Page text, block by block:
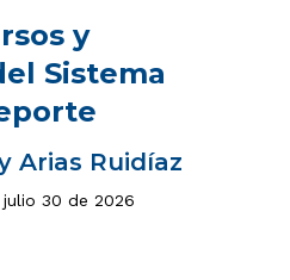
y
Sistema
Arias Ruidíaz
30 de 2026